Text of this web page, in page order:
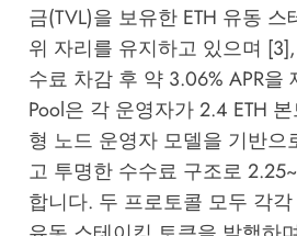
금(TVL)을 보유한 ETH 유동 스
위 자리를 유지하고 있으며
수료 차감 후 약 3.06% APR을
Pool은 각 운영자가 2.4 ETH
형 노드 운영자 모델을 기반으
고 투명한 수수료 구조로
합니다. 두 프로토콜 모두 각각